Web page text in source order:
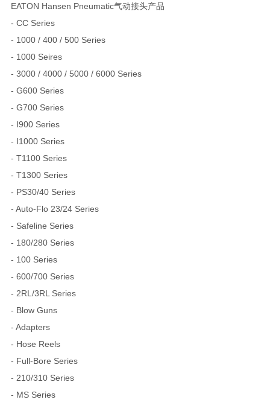
EATON Hansen Pneumatic气动接头产品
- CC Series
- 1000 / 400 / 500 Series
- 1000 Seires
- 3000 / 4000 / 5000 / 6000 Series
- G600 Series
- G700 Series
- I900 Series
- I1000 Series
- T1100 Series
- T1300 Series
- PS30/40 Series
- Auto-Flo 23/24 Series
- Safeline Series
- 180/280 Series
- 100 Series
- 600/700 Series
- 2RL/3RL Series
- Blow Guns
- Adapters
- Hose Reels
- Full-Bore Series
- 210/310 Series
- MS Series